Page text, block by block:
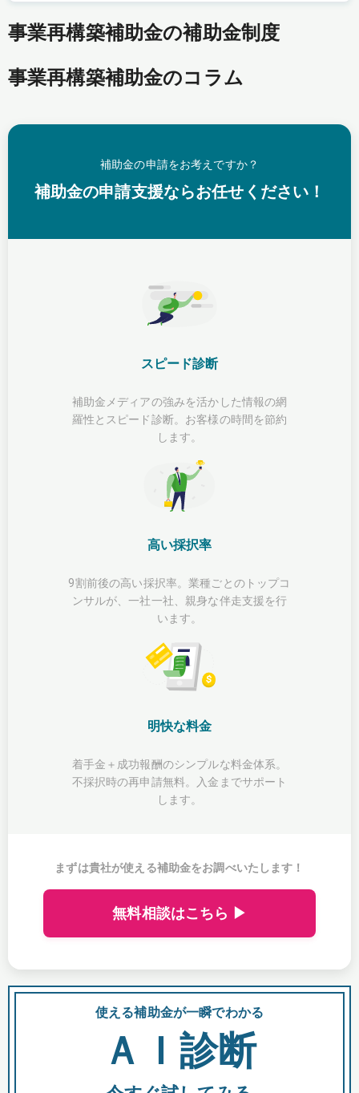
事業再構築補助金の補助金制度
事業再構築補助金のコラム
補助金の申請をお考えですか？
補助金の申請支援ならお任せください！
スピード診断
補助金メディアの強みを活かした情報の網
羅性とスピード診断。お客様の時間を節約
します。
高い採択率
9割前後の高い採択率。業種ごとのトップコ
ンサルが、一社一社、親身な伴走支援を行
います。
明快な料金
着手金＋成功報酬のシンプルな料金体系。
不採択時の再申請無料。入金までサポート
します。
まずは貴社が使える補助金をお調べいたします！
無料相談はこちら ▶
使える補助金が一瞬でわかる
ＡＩ診断